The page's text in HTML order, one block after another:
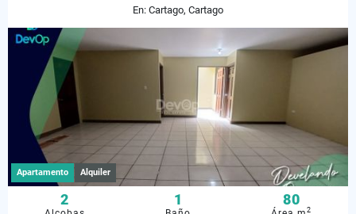
En: Cartago, Cartago
Apartamento Alquiler
2 1 80
2